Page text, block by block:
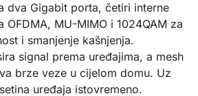
dva Gigabit porta, četiri interne
OFDMA, MU-MIMO i 1024QAM za
i smanjenje kašnjenja.
signal prema uređajima, a mesh
brze veze u cijelom domu. Uz
uređaja istovremeno.